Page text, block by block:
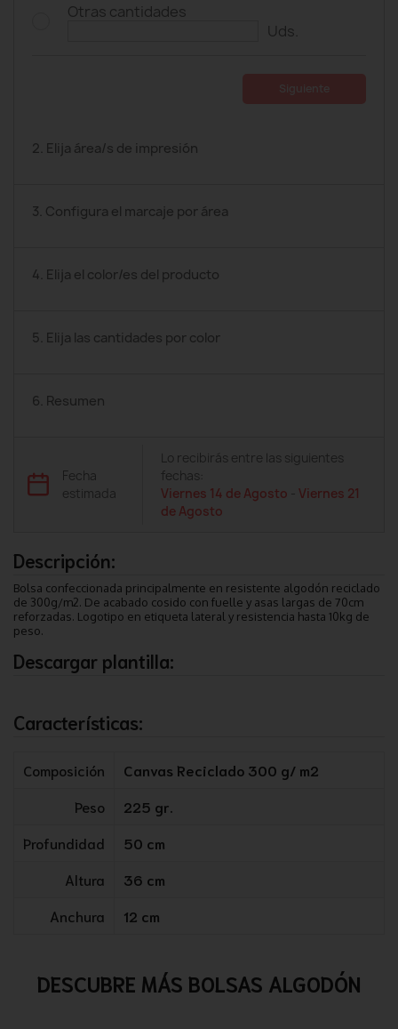
Otras cantidades
Uds.
2. Elija área/s de impresión
3. Configura el marcaje por área
4. Elija el color/es del producto
5. Elija las cantidades por color
6. Resumen
Fecha
estimada
Lo recibirás entre las siguientes
fechas:
Viernes 14 de Agosto -Viernes 21
de Agosto
Descripción:
Bolsa confeccionada principalmente en resistente algodón reciclado
de 300g/m2. De acabado cosido con fuelle y asas largas de 70cm
reforzadas. Logotipo en etiqueta lateral y resistencia hasta 10kg de
peso.
Descargar plantilla:
Características:
Composición
Canvas Reciclado 300 g/ m2
Peso
225 gr.
Profundidad
50 cm
Altura
36 cm
Anchura
12 cm
DESCUBRE MÁS BOLSAS ALGODÓN